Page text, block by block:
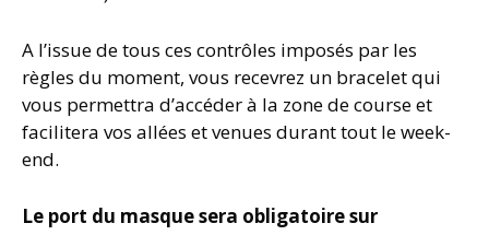
A l’issue de tous ces contrôles imposés par les
règles du moment, vous recevrez un bracelet qui
vous permettra d’accéder à la zone de course et
facilitera vos allées et venues durant tout le week-
end.
Le port du masque sera obligatoire sur